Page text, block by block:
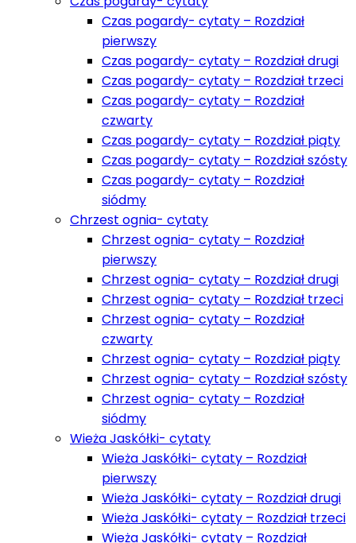
Czas pogardy- cytaty – Rozdział
pierwszy
Czas pogardy- cytaty – Rozdział drugi
Czas pogardy- cytaty – Rozdział trzeci
Czas pogardy- cytaty – Rozdział
czwarty
Czas pogardy- cytaty – Rozdział piąty
Czas pogardy- cytaty – Rozdział szósty
Czas pogardy- cytaty – Rozdział
siódmy
Chrzest ognia- cytaty
Chrzest ognia- cytaty – Rozdział
pierwszy
Chrzest ognia- cytaty – Rozdział drugi
Chrzest ognia- cytaty – Rozdział trzeci
Chrzest ognia- cytaty – Rozdział
czwarty
Chrzest ognia- cytaty – Rozdział piąty
Chrzest ognia- cytaty – Rozdział szósty
Chrzest ognia- cytaty – Rozdział
siódmy
Wieża Jaskółki- cytaty
Wieża Jaskółki- cytaty – Rozdział
pierwszy
Wieża Jaskółki- cytaty – Rozdział drugi
Wieża Jaskółki- cytaty – Rozdział trzeci
Wieża Jaskółki- cytaty – Rozdział